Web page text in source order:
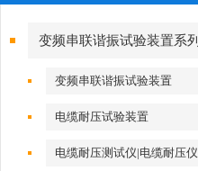
变频串联谐振试验装置系列
变频串联谐振试验装置
电缆耐压试验装置
电缆耐压测试仪|电缆耐压仪